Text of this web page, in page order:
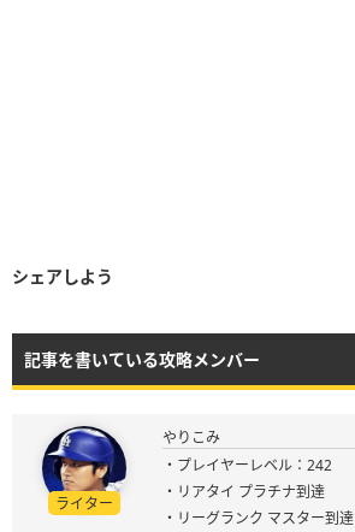
シェアしよう
記事を書いている攻略メンバー
ライター
やりこみ
・プレイヤーレベル：242
・リアタイ プラチナ到達
・リーグランク マスター到達